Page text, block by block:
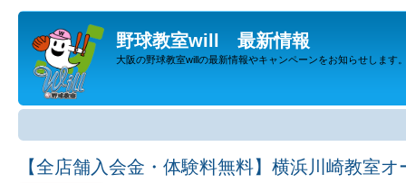
野球教室will 最新情報
大阪の野球教室willの最新情報やキャンペーンをお知らせします
【全店舗入会金・体験料無料】横浜川崎教室